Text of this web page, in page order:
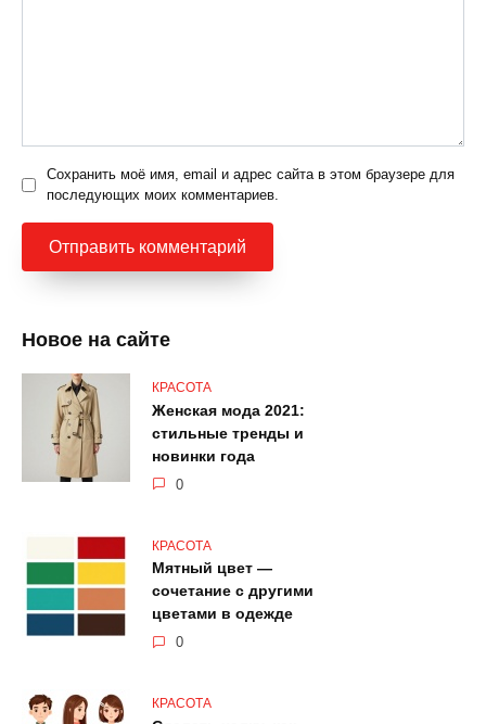
Сохранить моё имя, email и адрес сайта в этом браузере для
последующих моих комментариев.
Новое на сайте
КРАСОТА
Женская мода 2021:
стильные тренды и
новинки года
0
КРАСОТА
Мятный цвет —
сочетание с другими
цветами в одежде
0
КРАСОТА